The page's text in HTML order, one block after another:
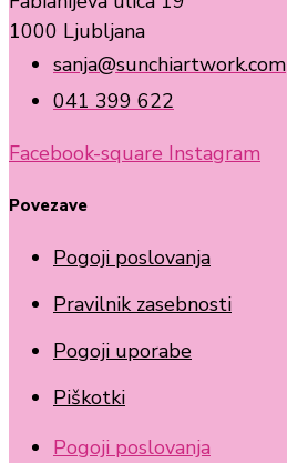
1000 Ljubljana
sanja@sunchiartwork.com
041 399 622
Facebook-square Instagram
Povezave
Pogoji poslovanja
Pravilnik zasebnosti
Pogoji uporabe
Piškotki
Pogoji poslovanja